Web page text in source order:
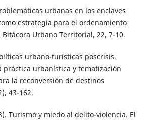
urbanas en los enclaves
estrategia para el ordenamiento
Urbano Territorial, 22, 7-10.
urbano-turísticas poscrisis.
práctica urbanística y tematización
la reconversión de destinos
43-162.
Turismo y miedo al delito-violencia. El